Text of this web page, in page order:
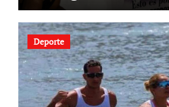
Deporte